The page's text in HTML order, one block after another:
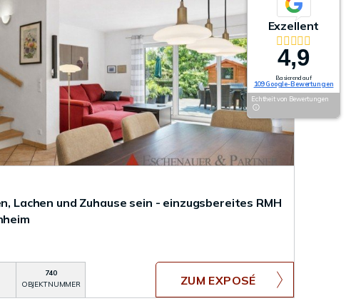
Lachen und Zuhause sein - einzugsbereites RMH
740
OBJEKTNUMMER
ZUM EXPOSÉ
Exzellent
4,9
Basierend auf
109 Google-Bewertungen
Echtheit von Bewertungen